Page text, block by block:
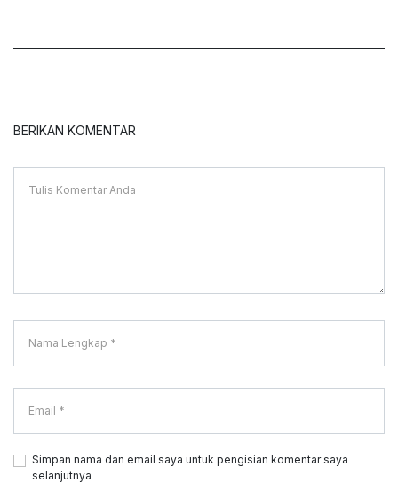
BERIKAN KOMENTAR
Simpan nama dan email saya untuk pengisian komentar saya
selanjutnya